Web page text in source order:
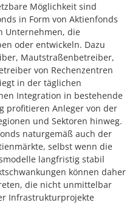
Möglichkeit sind
in Form von Aktienfonds
Unternehmen, die
oder entwickeln. Dazu
Mautstraßenbetreiber,
von Rechenzentren
in der täglichen
Integration in bestehende
profitieren Anleger von der
und Sektoren hinweg.
naturgemäß auch der
selbst wenn die
langfristig stabil
können daher
die nicht unmittelbar
Infrastrukturprojekte